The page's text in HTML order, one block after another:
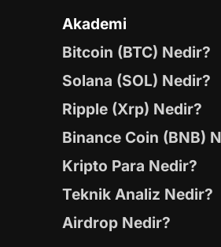
Akademi
Bitcoin (BTC) Nedir?
Solana (SOL) Nedir?
Ripple (Xrp) Nedir?
Binance Coin (BNB)
Kripto Para Nedir?
Teknik Analiz Nedir?
Airdrop Nedir?